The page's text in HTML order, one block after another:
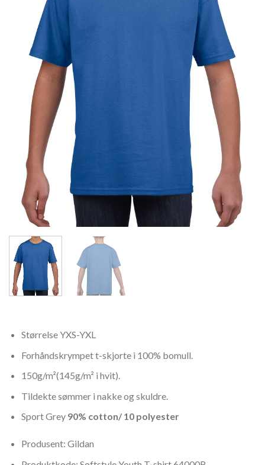
Størrelse YXS-YXL
Forhåndskrympet t-skjorte i 100% bomull.
150g/m²(145g/m² i hvit).
Tildekte sømmer i nakke og skuldre.
Sport Grey 90% cotton/ 10 polyester
Produsent: Gildan